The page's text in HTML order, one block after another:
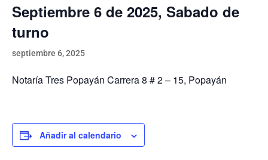
Septiembre 6 de 2025, Sabado de
turno
septiembre 6, 2025
Notaría Tres Popayán Carrera 8 # 2 – 15, Popayán
Añadir al calendario